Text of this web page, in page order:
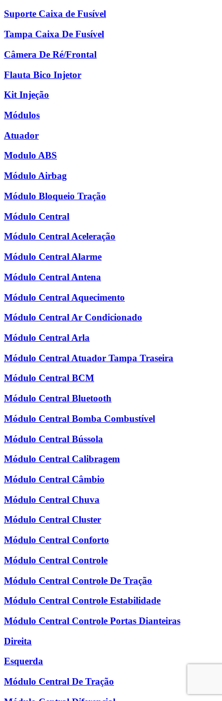
Suporte Caixa de Fusível
Tampa Caixa De Fusível
Câmera De Ré/Frontal
Flauta Bico Injetor
Kit Injeção
Módulos
Atuador
Modulo ABS
Módulo Airbag
Módulo Bloqueio Tração
Módulo Central
Módulo Central Aceleração
Módulo Central Alarme
Módulo Central Antena
Módulo Central Aquecimento
Módulo Central Ar Condicionado
Módulo Central Arla
Módulo Central Atuador Tampa Traseira
Módulo Central BCM
Módulo Central Bluetooth
Módulo Central Bomba Combustível
Módulo Central Bússola
Módulo Central Calibragem
Módulo Central Câmbio
Módulo Central Chuva
Módulo Central Cluster
Módulo Central Conforto
Módulo Central Controle
Módulo Central Controle De Tração
Módulo Central Controle Estabilidade
Módulo Central Controle Portas Dianteiras
Direita
Esquerda
Módulo Central De Tração